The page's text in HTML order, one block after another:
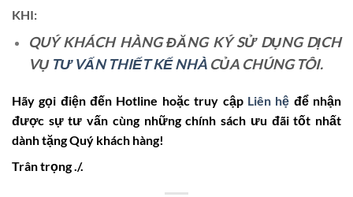
KHI:
QUÝ KHÁCH HÀNG ĐĂNG KÝ SỬ DỤNG DỊCH
VỤ TƯ VẤN THIẾT KẾ NHÀCỦA CHÚNG TÔI.
Hãy gọi điện đến Hotline hoặc truy cập Liên hệ để nhận
được sự tư vấn cùng những chính sách ưu đãi tốt nhất
dành tặng Quý khách hàng!
Trân trọng ./.